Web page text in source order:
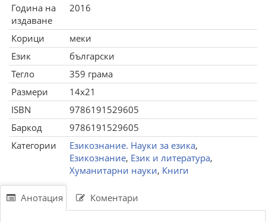
Година на
издаване
2016
Корици
меки
Език
български
Тегло
359 грама
Размери
14x21
ISBN
9786191529605
Баркод
9786191529605
Категории
Езикознание. Науки за езика,
Езикознание, Език и литература,
Хуманитарни науки, Книги
Анотация Коментари